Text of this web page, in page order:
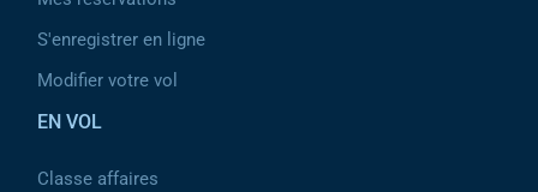
S'enregistrer en ligne
Modifier votre vol
EN VOL
Classe affaires